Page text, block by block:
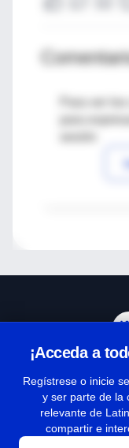
Para ver
¡Acceda a
Regístrese o inicie
y ser parte de la
relevante de
compartir e
|